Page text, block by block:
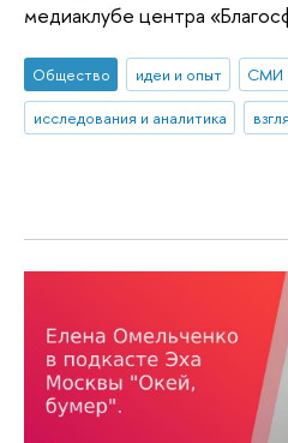
медиаклубе центра
Общество идеи и опыт СМИ
исследования и аналитика